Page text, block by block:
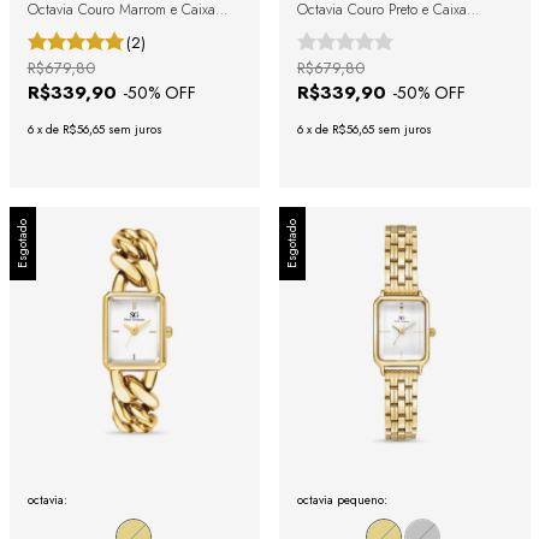
Octavia Couro Marrom e Caixa
Dourada 19mm (2)
R$339,90 -50% OFF
R$679,80
6 x de R$56,65 sem juros
Octavia Couro Preto e Caixa
Dourada 19mm
R$339,90 -50% OFF
R$679,80
6 x de R$56,65 sem juros
Esgotado
octavia:
Esgotado
octavia pequeno: